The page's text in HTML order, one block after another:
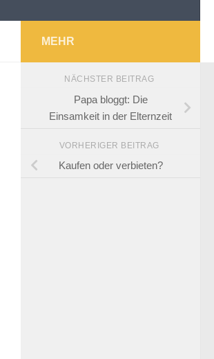
MEHR
NÄCHSTER BEITRAG
Papa bloggt: Die
Einsamkeit in der Elternzeit
VORHERIGER BEITRAG
Kaufen oder verbieten?